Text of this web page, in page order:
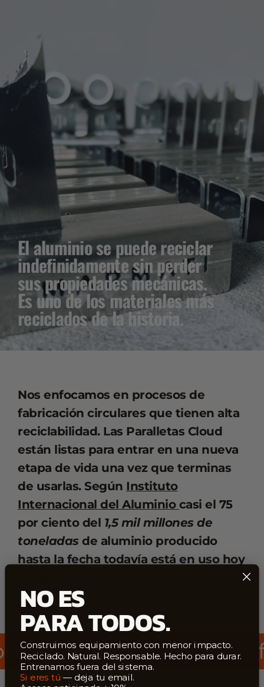
El aluminio se puede reciclar
indefinidamente sin perder
sus propiedades mecánicas.
Es uno de los materiales más
reciclados de la historia.
Nos enfocamos en procesos de
fabricación circulares que tienen alta
reciclabilidad. Las Paralletas Cloud
están listas para entrar en una nueva
etapa de vida una vez que terminas
de usarlas. Según Instituto
Internacional del Aluminio casi el 75
por ciento del 1,5 mil millones de
toneladasde aluminio producido
hasta la fecha todavía está en uso hoy
obtenido y fabricado
NO ES
PARA TODOS.
Construimos equipamiento con menor impacto.
Reciclado. Natural. Responsable. Hecho para durar.
Entrenamos fuera del sistema.
Si eres tú — deja tu email.